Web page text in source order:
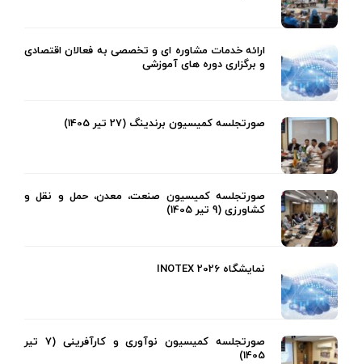
ارائه خدمات مشاوره ای و تخصصی به فعالان اقتصادی
و برگزاری دوره های آموزشی
صورتجلسه کمیسیون برندینگ (27 تیر 1405)
صورتجلسه کمیسیون صنعت، معدن، حمل و نقل و
کشاورزی (9 تیر 1405)
نمایشگاه INOTEX 2026
صورتجلسه کمیسیون نوآوری و کارآفرینی (7 تیر
1405)